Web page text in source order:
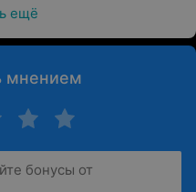
ещё
мнением